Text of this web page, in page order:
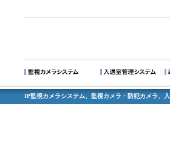
IP監視カメラシステム、監視カメラ・防犯カメラ、